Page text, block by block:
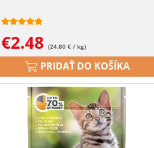
€2.48 (24.80 € / kg)
PRIDAŤ DO KOŠÍKA